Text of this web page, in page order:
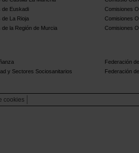
de Euskadi
Comisiones
La Rioja
Comisiones
la Región de Murcia
Comisiones
Federación
y Sectores Sociosanitarios
Federación
cookies